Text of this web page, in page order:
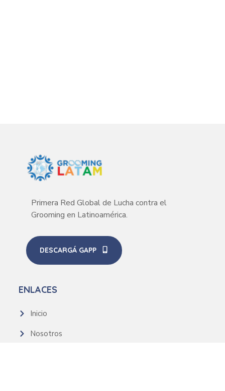
Primera Red Global de Lucha contra el
Grooming en Latinoamérica.
DESCARGÁ GAPP
ENLACES
Inicio
Nosotros